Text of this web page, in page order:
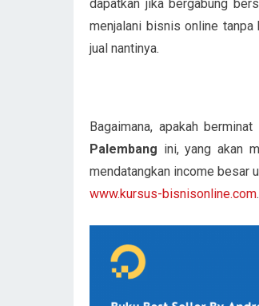
dapatkan jika bergabung
menjalani bisnis online tanpa
jual nantinya.
Bagaimana, apakah
Palembang ini, yang akan
mendatangkan income besar
www.kursus-bisnisonline.com